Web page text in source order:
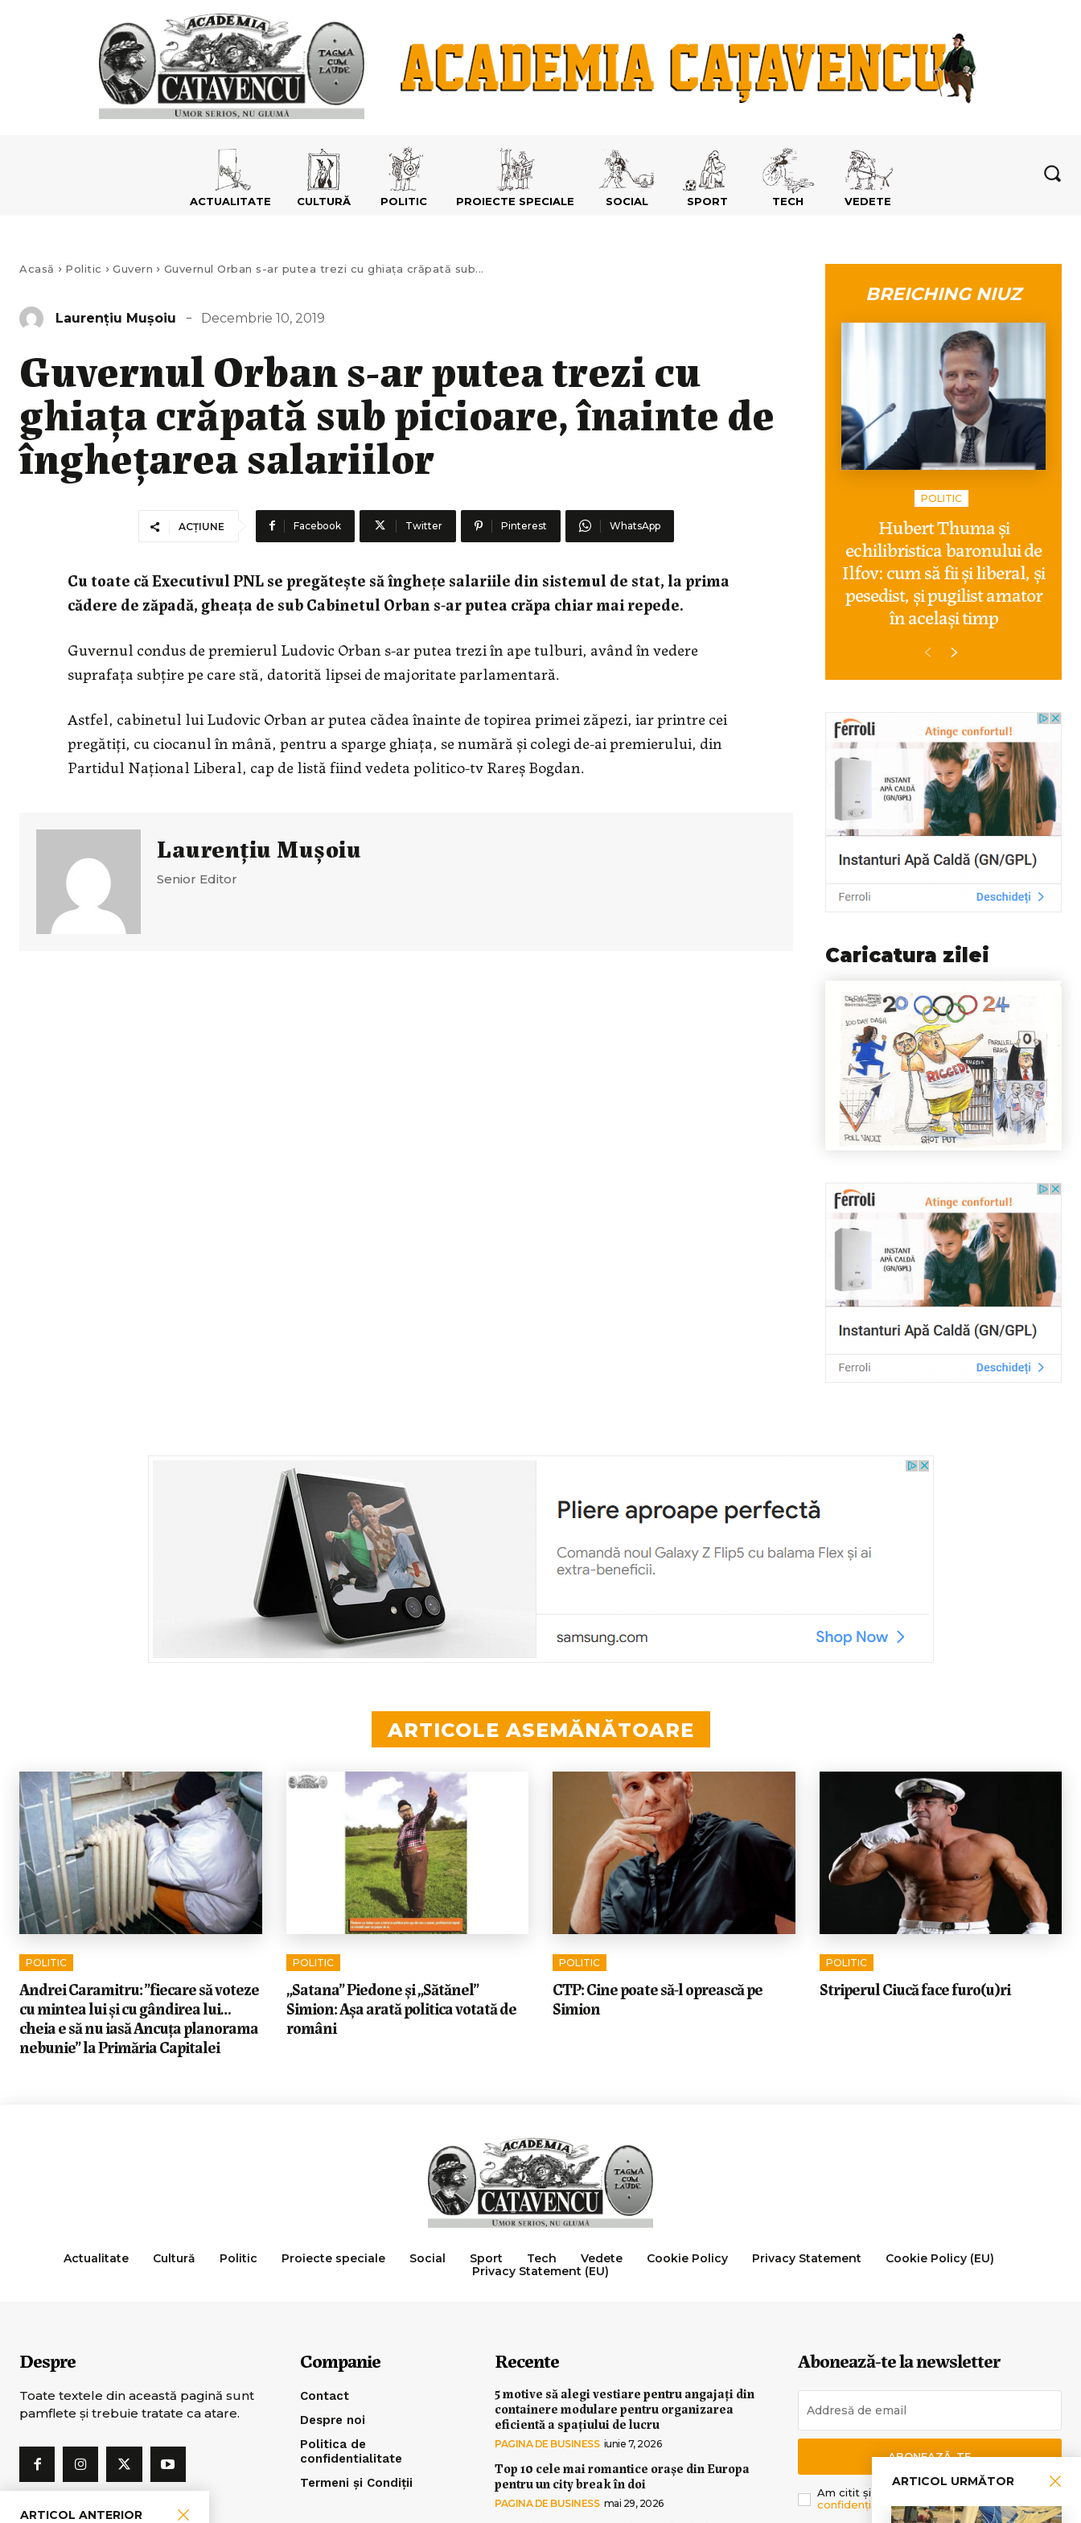
ARTICOL URMĂTOR
ARTICOL ANTERIOR
ACTUALITATE CULTURĂ POLITIC PROIECTE SPECIALE SOCIAL SPORT TECH VEDETE
Acasă Politic Guvern Guvernul Orban s-ar putea trezi cu ghiața crăpată sub...
Laurenţiu Muşoiu Decembrie 10, 2019
Guvernul Orban s-ar putea trezi cu
ghiața crăpată sub picioare, înainte de
înghețarea salariilor
ACȚIUNE Facebook Twitter Pinterest WhatsApp
Cu toate că Executivul PNL se pregătește să înghețe salariile din sistemul de stat, la prima
cădere de zăpadă, gheața de sub Cabinetul Orban s-ar putea crăpa chiar mai repede.
Guvernul condus de premierul Ludovic Orban s-ar putea trezi în ape tulburi, având în vedere
suprafața subțire pe care stă, datorită lipsei de majoritate parlamentară.
Astfel, cabinetul lui Ludovic Orban ar putea cădea înainte de topirea primei zăpezi, iar printre cei
pregătiți, cu ciocanul în mână, pentru a sparge ghiața, se numără și colegi de-ai premierului, din
Partidul Național Liberal, cap de listă fiind vedeta politico-tv Rareș Bogdan.
Laurenţiu Muşoiu
Senior Editor
BREICHING NIUZ
POLITIC
Hubert Thuma și
echilibristica baronului de
Ilfov: cum să fii și liberal, și
pesedist, și pugilist amator
în același timp
Caricatura zilei
ARTICOLE ASEMĂNĂTOARE
POLITIC
Andrei Caramitru: ”fiecare să voteze
cu mintea lui și cu gândirea lui…
cheia e să nu iasă Ancuța planorama
nebunie” la Primăria Capitalei
POLITIC
„Satana” Piedone și „Sătănel”
Simion: Așa arată politica votată de
români
POLITIC
CTP: Cine poate să-l oprească pe
Simion
POLITIC
Striperul Ciucă face furo(u)ri
Actualitate Cultură Politic Proiecte speciale Social Sport Tech Vedete Cookie Policy Privacy Statement
Cookie Policy (EU)
Privacy Statement (EU)
Despre
Toate textele din această pagină sunt
pamflete şi trebuie tratate ca atare.
Companie
Contact
Despre noi
Politica de
confidentialitate
Termeni și Condiții
Recente
5 motive să alegi vestiare pentru angajați din
containere modulare pentru organizarea
eficientă a spațiului de lucru
PAGINA DE BUSINESS iunie 7, 2026
Top 10 cele mai romantice orașe din Europa
pentru un city break în doi
PAGINA DE BUSINESS mai 29, 2026
Abonează-te la newsletter
ABONEAZĂ-TE
Am citit și sunt de acord cu
confidențialitate.